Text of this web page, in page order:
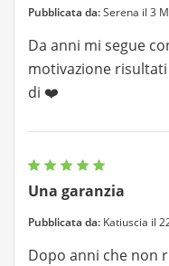
Pubblicata da:Serena il 3
Da anni mi segue
motivazione
di ❤️
Una garanzia
Pubblicata da: Katiuscia il
Dopo anni che non